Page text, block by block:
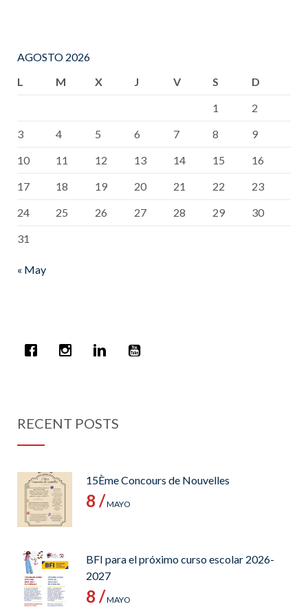
AGOSTO 2026
L
M X J V S
D
1
2
3
4 5 6 7 8
9
10
11 12 13 14 15
16
17
18 19 20 21 22
23
24
25 26 27 28 29
30
31
« May
RECENT POSTS
15Ème Concours de Nouvelles
8 /MAYO
BFI para el próximo curso escolar 2026-
2027
8 /MAYO